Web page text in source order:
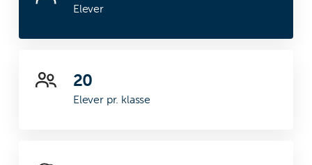
Elever
20
Elever pr. klasse